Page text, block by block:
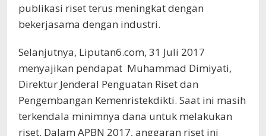
publikasi riset terus meningkat dengan
bekerjasama dengan industri.
Selanjutnya, Liputan6.com, 31 Juli 2017
menyajikan pendapat Muhammad Dimiyati,
Direktur Jenderal Penguatan Riset dan
Pengembangan Kemenristekdikti. Saat ini masih
terkendala minimnya dana untuk melakukan
riset. Dalam APBN 2017, anggaran riset ini